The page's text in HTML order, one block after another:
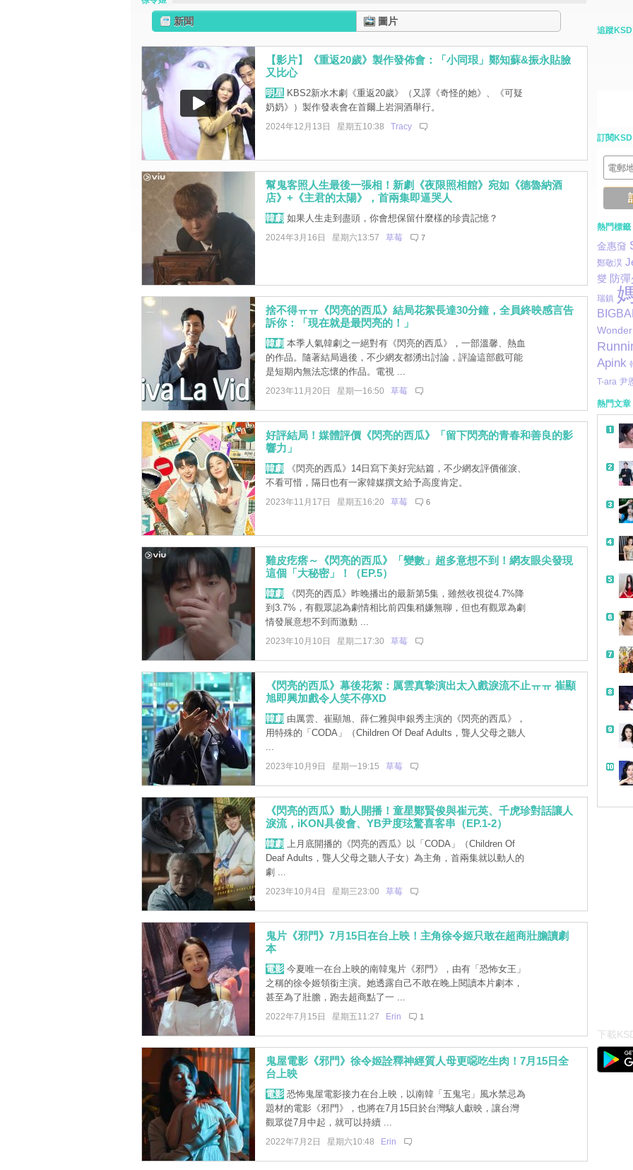
新聞 圖片
【影片】《重返20歲》製作發佈會：「小同珢」鄭知蘇&振永貼臉
又比心
明星KBS2新水木劇《重返20歲》（又譯《奇怪的她》、《可疑
奶奶》）製作發表會在首爾上岩洞酒舉行。
2024年12月13日 星期五10:38 Tracy
幫鬼客照人生最後一張相！新劇《夜限照相館》宛如《德魯納酒
店》+《主君的太陽》，首兩集即逼哭人
韓劇 如果人生走到盡頭，你會想保留什麼樣的珍貴記憶？
2024年3月16日 星期六13:57 草莓 7
捨不得ㅠㅠ《閃亮的西瓜》結局花絮長達30分鐘，全員終映感言告
訴你：「現在就是最閃亮的！」
韓劇 本季人氣韓劇之一絕對有《閃亮的西瓜》，一部溫馨、熱血
的作品。隨著結局過後，不少網友都湧出討論，評論這部戲可能
是短期內無法忘懷的作品。電視 ...
2023年11月20日 星期一16:50 草莓
好評結局！媒體評價《閃亮的西瓜》「留下閃亮的青春和善良的影
響力」
韓劇 《閃亮的西瓜》14日寫下美好完結篇，不少網友評價催淚、
不看可惜，隔日也有一家韓媒撰文給予高度肯定。
2023年11月17日 星期五16:20 草莓 6
雞皮疙瘩～《閃亮的西瓜》「變數」超多意想不到！網友眼尖發現
這個「大秘密」！（EP.5）
韓劇 《閃亮的西瓜》昨晚播出的最新第5集，雖然收視從4.7%降
到3.7%，有觀眾認為劇情相比前四集稍嫌無聊，但也有觀眾為劇
情發展意想不到而激動 ...
2023年10月10日 星期二17:30 草莓
《閃亮的西瓜》幕後花絮：厲雲真摯演出太入戲淚流不止ㅠㅠ 崔顯
旭即興加戲令人笑不停XD
韓劇 由厲雲、崔顯旭、薛仁雅與申銀秀主演的《閃亮的西瓜》，
用特殊的「CODA」（Children Of Deaf Adults，聾人父母之聽人
...
2023年10月9日 星期一19:15 草莓
《閃亮的西瓜》動人開播！童星鄭賢俊與崔元英、千虎珍對話讓人
淚流，iKON具俊會、YB尹度玹驚喜客串（EP.1-2）
韓劇 上月底開播的《閃亮的西瓜》以「CODA」（Children Of
Deaf Adults，聾人父母之聽人子女）為主角，首兩集就以動人的
劇 ...
2023年10月4日 星期三23:00 草莓
鬼片《邪門》7月15日在台上映！主角徐令姬只敢在超商壯膽讀劇
本
電影今夏唯一在台上映的南韓鬼片《邪門》，由有「恐怖女王」
之稱的徐令姬領銜主演。她透露自己不敢在晚上閱讀本片劇本，
甚至為了壯膽，跑去超商點了一 ...
2022年7月15日 星期五11:27 Erin 1
鬼屋電影《邪門》徐令姬詮釋神經質人母更噁吃生肉！7月15日全
台上映
電影恐怖鬼屋電影接力在台上映，以南韓「五鬼宅」風水禁忌為
題材的電影《邪門》，也將在7月15日於台灣駭人獻映，讓台灣
觀眾從7月中起，就可以持續 ...
2022年7月2日 星期六10:48 Erin
追蹤KSD
訂閱KSD
熱門標籤
金惠奫
鄭敬淏
燮 防
瑞鎮
Apink
T-ara 尹
熱門文章
帶
下載